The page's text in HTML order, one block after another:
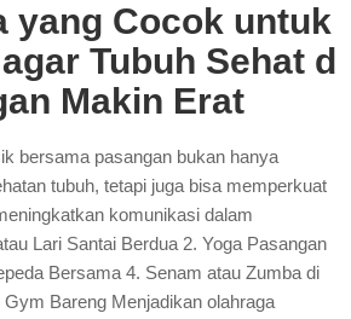
yang Cocok untuk
Tubuh Sehat d
Makin Erat
bersama pasangan bukan hanya
tubuh, tetapi juga bisa memperkuat
komunikasi dalam
Lari Santai Berdua 2. Yoga Pasangan
Bersama 4. Senam atau Zumba di
Bareng Menjadikan olahraga